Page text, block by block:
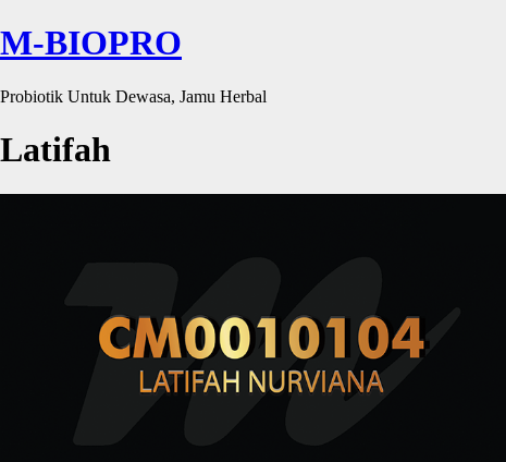
M-BIOPRO
Probiotik Untuk Dewasa, Jamu Herbal
Latifah